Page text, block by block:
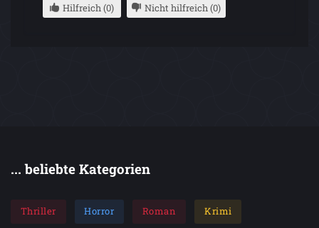
Hilfreich (0) Nicht hilfreich (0)
... beliebte Kategorien
Thriller Horror Roman Krimi